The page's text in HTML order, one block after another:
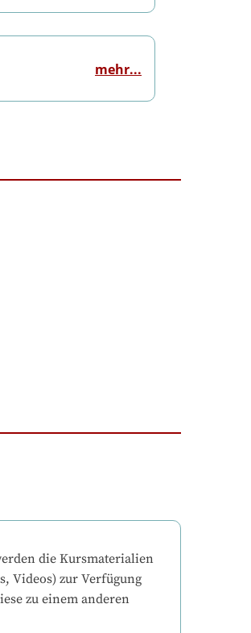
mehr...
die Kursmaterialien
Videos) zur Verfügung
zu einem anderen